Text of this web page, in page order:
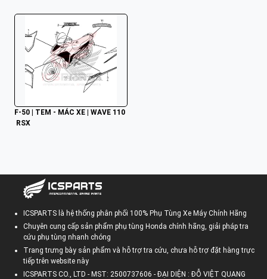
F-50 | TEM - MÁC XE | WAVE 110
RSX
ICSPARTS là hệ thống phân phối 100% Phụ Tùng Xe Máy Chính Hãng
Chuyên cung cấp sản phẩm phụ tùng Honda chính hãng, giải pháp tra
cứu phụ tùng nhanh chóng
Trang trưng bày sản phẩm và hỗ trợ tra cứu, chưa hỗ trợ đặt hàng trực
tiếp trên website này
ICSPARTS CO., LTD - MST: 2500737606 - ĐẠI DIỆN : ĐỖ VIỆT QUANG